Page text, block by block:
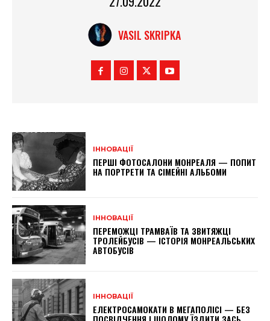
VASIL SKRIPKA
ІННОВАЦІЇ
ПЕРШІ ФОТОСАЛОНИ МОНРЕАЛЯ — ПОПИТ
НА ПОРТРЕТИ ТА СІМЕЙНІ АЛЬБОМИ
ІННОВАЦІЇ
ПЕРЕМОЖЦІ ТРАМВАЇВ ТА ЗВИТЯЖЦІ
ТРОЛЕЙБУСІВ — ІСТОРІЯ МОНРЕАЛЬСЬКИХ
АВТОБУСІВ
ІННОВАЦІЇ
ЕЛЕКТРОСАМОКАТИ В МЕГАПОЛІСІ — БЕЗ